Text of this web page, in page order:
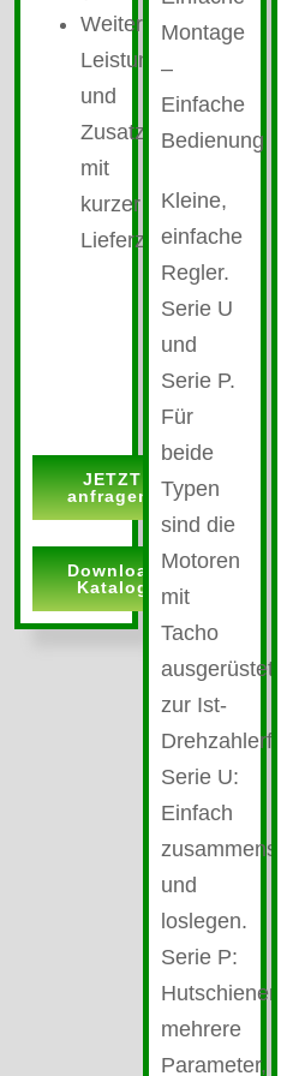
Weitere
Leistungen
und
Zusatzmodule
mit
kurzer
Lieferzeit
JETZT
anfragen!
Download
Katalog
Montage
–
Einfache
Bedienung
Kleine,
einfache
Regler.
Serie U
und
Serie P.
Für
beide
Typen
sind die
Motoren
mit
Tacho
ausgerüstet,
zur Ist-
Serie U:
Einfach
und
loslegen.
Serie P:
mehrere
Parameter,